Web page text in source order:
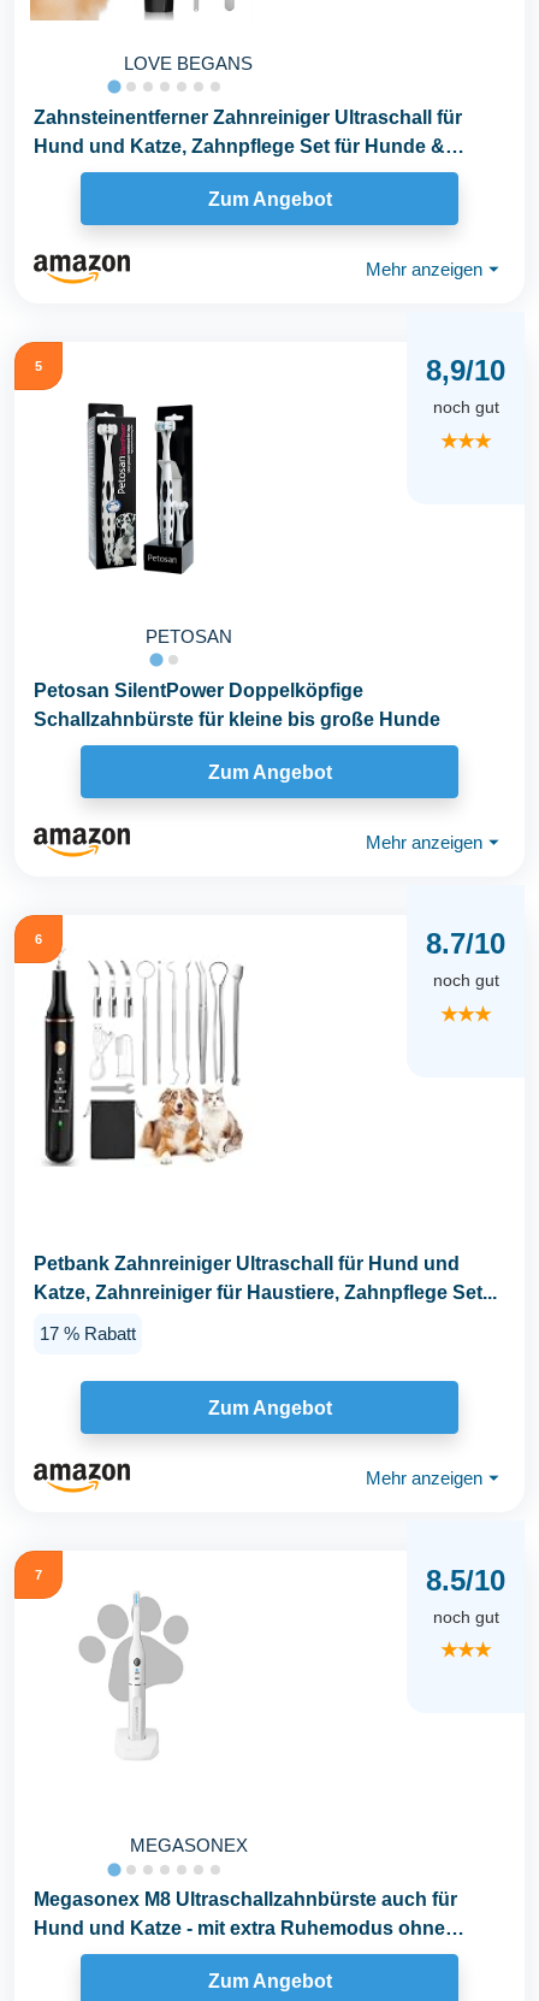
LOVE BEGANS
Zahnsteinentferner Zahnreiniger Ultraschall für
Hund und Katze, Zahnpflege Set für Hunde &
Katzen...
Zum Angebot
Mehr anzeigen ⏷
5
PETOSAN
8,9/10
noch gut
★★★
Petosan SilentPower Doppelköpfige
Schallzahnbürste für kleine bis große Hunde
Zum Angebot
Mehr anzeigen ⏷
6 8.7/10
noch gut
★★★
Petbank Zahnreiniger Ultraschall für Hund und
Katze, Zahnreiniger für Haustiere, Zahnpflege Set...
17 % Rabatt
Zum Angebot
Mehr anzeigen ⏷
7
MEGASONEX
8.5/10
noch gut
★★★
Megasonex M8 Ultraschallzahnbürste auch für
Hund und Katze - mit extra Ruhemodus ohne
Vibration...
Zum Angebot